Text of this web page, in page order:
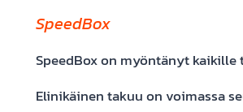
SpeedBox
SpeedBox on myöntänyt
Elinikäinen takuu on voimassa